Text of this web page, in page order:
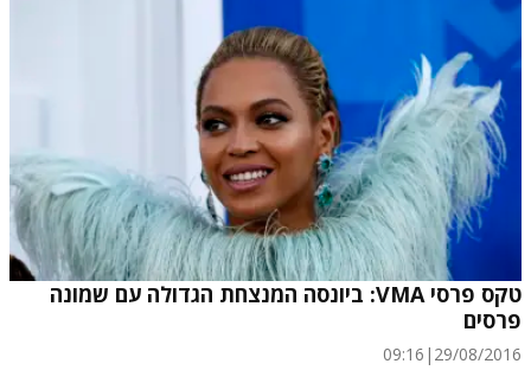
טקס פרסי VMA: ביונסה המנצחת הגדולה עם שמונה
פרסים
29/08/2016
|
09:16